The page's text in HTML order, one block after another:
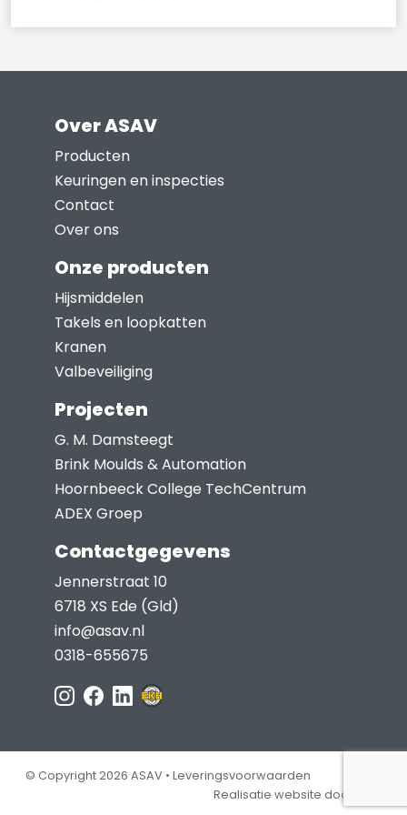
op
Over ASAV
Producten
Keuringen en inspecties
Contact
Over ons
Onze producten
Hijsmiddelen
Takels en loopkatten
Kranen
Valbeveiliging
Projecten
G. M. Damsteegt
Brink Moulds & Automation
Hoornbeeck College TechCentrum
ADEX Groep
Contactgegevens
Jennerstraat 10
6718 XS Ede (Gld)
info@asav.nl
0318-655675
© Copyright 2026 ASAV • Leveringsvoorwaarden
Realisatie website door Jep!